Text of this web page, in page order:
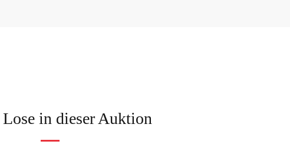
in dieser Auktion